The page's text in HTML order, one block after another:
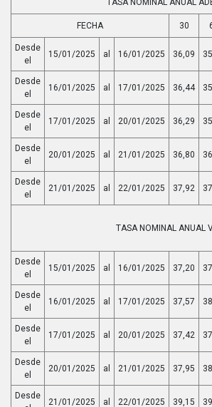
FECHA 30
Desde
el
15/01/2025 al 16/01/2025 36,09
Desde
el
16/01/2025 al 17/01/2025 36,44
Desde
el
17/01/2025 al 20/01/2025 36,29
Desde
el
20/01/2025 al 21/01/2025 36,80
Desde
el
21/01/2025 al 22/01/2025 37,92
TASA NOMINAL ANUAL
Desde
el
15/01/2025 al 16/01/2025 37,20
Desde
el
16/01/2025 al 17/01/2025 37,57
Desde
el
17/01/2025 al 20/01/2025 37,42
Desde
el
20/01/2025 al 21/01/2025 37,95
Desde
21/01/2025 al 22/01/2025 39,15